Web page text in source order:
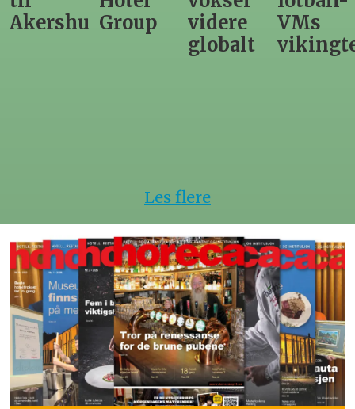
Group
videre
VMs
vikingtematikk
nytt
Les flere